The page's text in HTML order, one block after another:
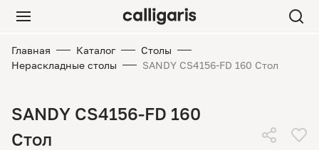
Главная Каталог
Столы
Нераскладные столы
SANDY CS4156-FD 160 Стол
SANDY CS4156-FD 160
Стол